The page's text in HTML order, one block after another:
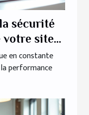
sécurité
votre site
en constante
performance